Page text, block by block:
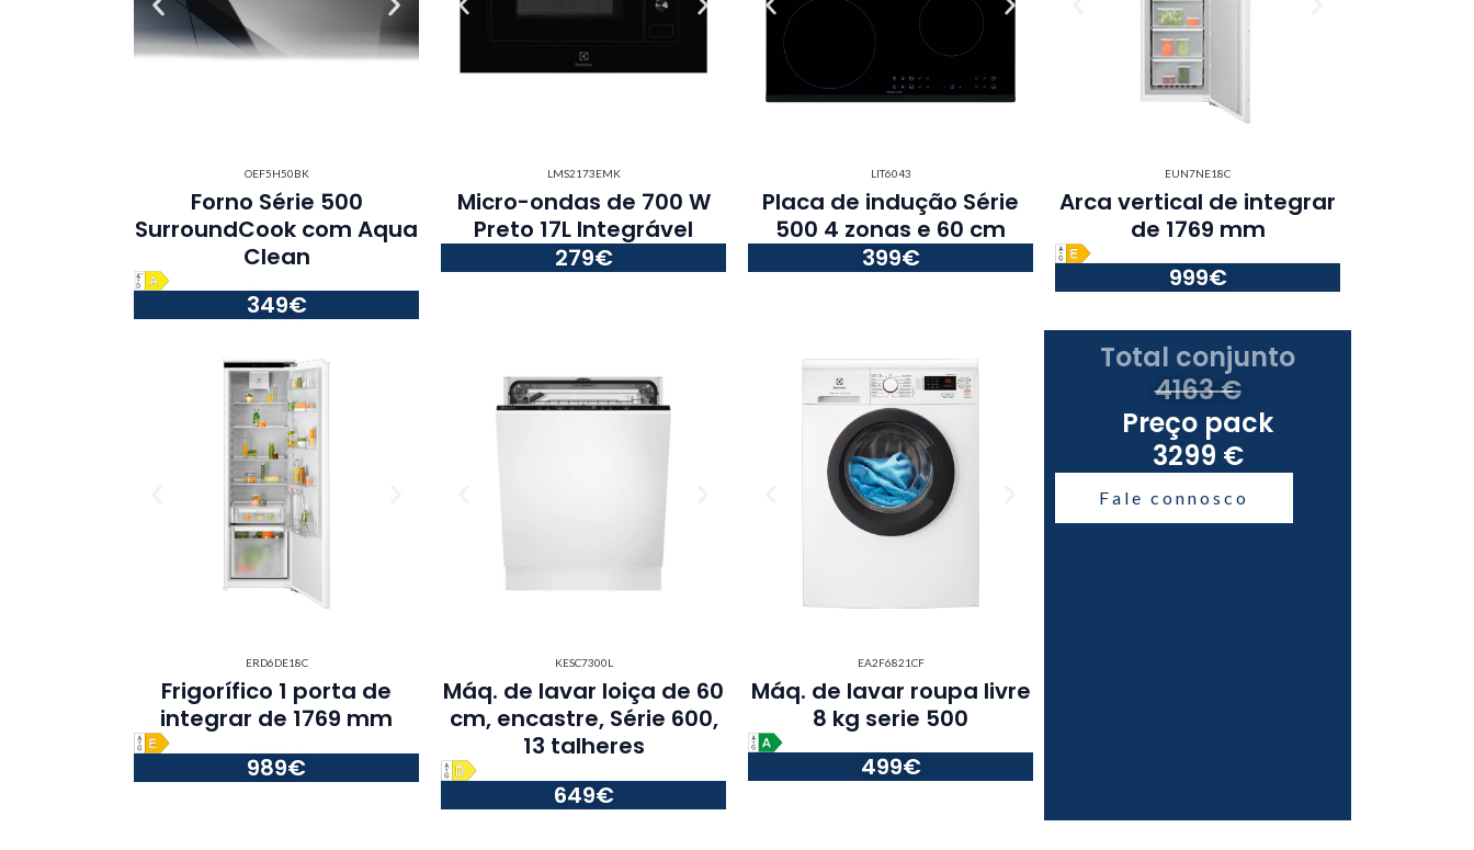
OEF5H50BK
Forno Série 500
SurroundCook com Aqua
Clean
349€
LMS2173EMK
Micro-ondas de 700 W
Preto 17L Integrável
279€
LIT6043
Placa de indução Série
500 4 zonas e 60 cm
399€
EUN7NE18C
Arca vertical de integrar
de 1769 mm
999€
ERD6DE18C
Frigorífico 1 porta de
integrar de 1769 mm​
989€
KESC7300L
Máq. de lavar loiça de 60
cm, encastre, Série 600,
13 talheres​
649€
EA2F6821CF
Máq. de lavar roupa livre
8 kg serie 500
499€
Total conjunto
4163 €
Preço pack
3299 €
Fale connosco